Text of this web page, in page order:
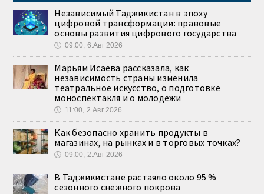
Независимый Таджикистан в эпоху
цифровой трансформации: правовые
основы развития цифрового государства
🕔 09:00, 6.Авг 2026
Марьям Исаева рассказала, как
независимость страны изменила
театральное искусство, о подготовке
моноспектакля и о молодёжи
🕔 11:00, 2.Авг 2026
Как безопасно хранить продукты в
магазинах, на рынках и в торговых точках?
🕔 09:00, 2.Авг 2026
В Таджикистане растаяло около 95 %
сезонного снежного покрова